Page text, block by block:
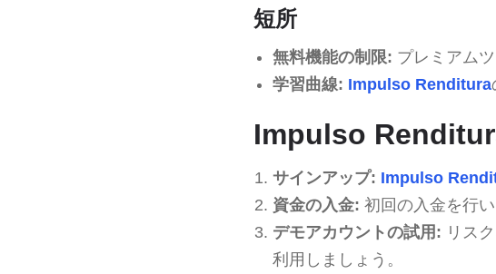
短所
無料機能の制限: プレミアム
学習曲線: Impulso Renditura
Impulso
サインアップ: Impulso
資金の入金: 初回の入金を行
デモアカウントの試用: リス
利用しましょう。